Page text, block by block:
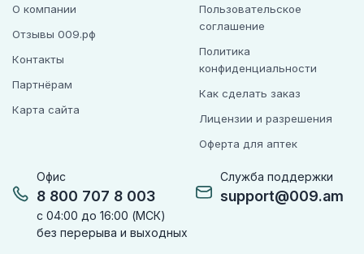
Офис
8 800 707 8 003
с 04:00 до 16:00 (МСК)
без перерыва и выходных
Служба поддержки
support@009.am
О компании
Отзывы 009.рф
Контакты
Партнёрам
Карта сайта
Пользовательское
соглашение
Политика
конфиденциальности
Как сделать заказ
Лицензии и разрешения
Оферта для аптек